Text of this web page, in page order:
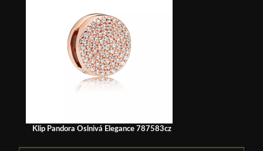
Klip Pandora Oslnivá Elegance 787583cz